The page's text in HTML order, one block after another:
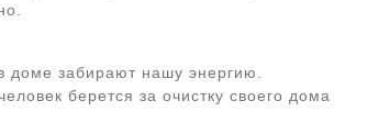
забирают нашу энергию.
берется за очистку своего дома